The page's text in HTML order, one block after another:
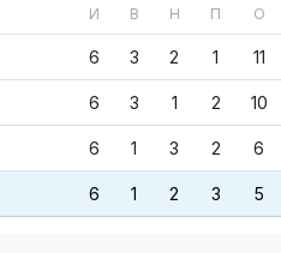
И В Н П О
6 3 2 1 11
6 3 1 2 10
6 1 3 2 6
6 1 2 3 5